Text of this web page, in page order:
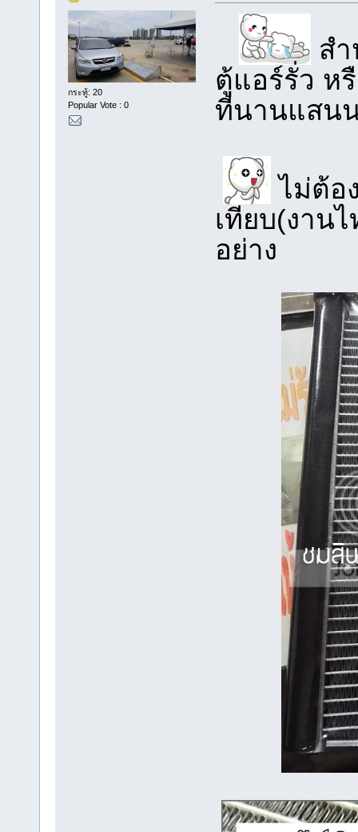
กระทู้: 20
Popular Vote : 0
ส
ตู้แอร์รั่ว ห
ที่นานแสน
ไม่ต้อ
เทียบ(งาน
อย่าง